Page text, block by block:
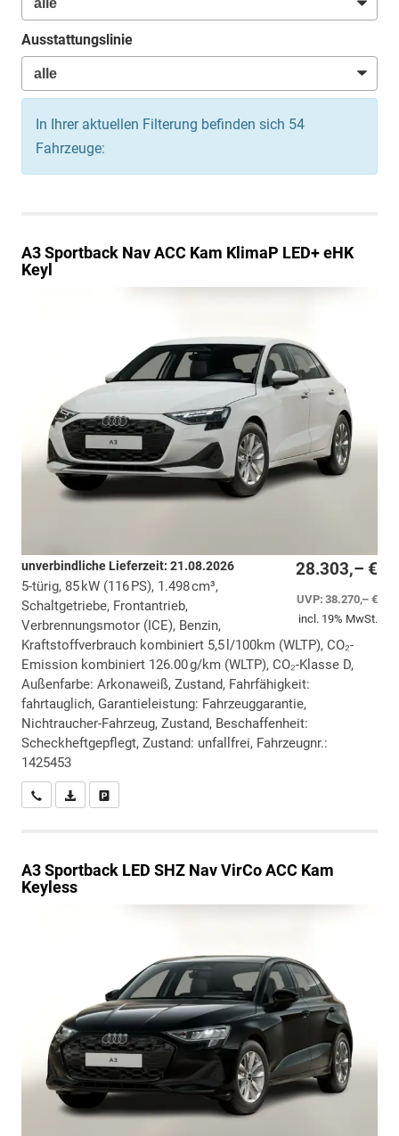
Ausstattungslinie
In Ihrer aktuellen Filterung befinden sich 54
Fahrzeuge:
A3 Sportback Nav ACC Kam KlimaP LED+ eHK
Keyl
28.303,– €
UVP:38.270,– €
incl. 19% MwSt.
unverbindliche Lieferzeit: 21.08.2026
5-türig, 85 kW (116 PS), 1.498 cm³,
Schaltgetriebe, Frontantrieb,
Verbrennungsmotor (ICE), Benzin,
Kraftstoffverbrauch kombiniert 5,5 l/100km (WLTP), CO₂-
Emission kombiniert 126.00 g/km (WLTP), CO₂-Klasse D,
Außenfarbe: Arkonaweiß, Zustand, Fahrfähigkeit:
fahrtauglich, Garantieleistung: Fahrzeuggarantie,
Nichtraucher-Fahrzeug, Zustand, Beschaffenheit:
Scheckheftgepflegt, Zustand: unfallfrei, Fahrzeugnr.:
1425453
Wir rufen Sie anPDF-Datei, Fahrzeugexposé drucken
A3 Sportback LED SHZ Nav VirCo ACC Kam
Keyless